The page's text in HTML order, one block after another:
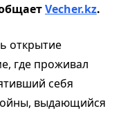
Vecher.kz.
открытие
где проживал
себя
выдающийся